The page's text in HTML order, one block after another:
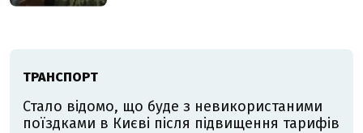
ТРАНСПОРТ
Стало відомо, що буде з невикористаними
поїздками в Києві після підвищення тарифів